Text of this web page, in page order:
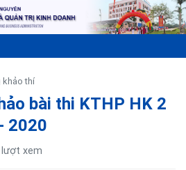
khảo thí
bài thi KTHP HK 2
2020
lượt xem